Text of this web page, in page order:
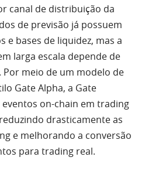
canal de distribuição da
de previsão já possuem
e bases de liquidez, mas a
larga escala depende de
meio de um modelo de
Gate Alpha, a Gate
on-chain em trading
drasticamente as
e melhorando a conversão
para trading real.